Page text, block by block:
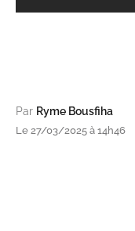
Par Ryme Bousfiha
Le 27/03/2025 à 14h46